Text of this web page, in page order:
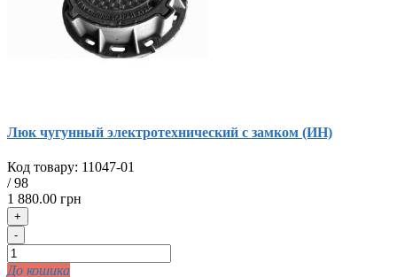
Люк чугунный электротехнический с замком (ИН)
Код товару: 11047-01
/98
1 880.00 грн
+
-
До кошика